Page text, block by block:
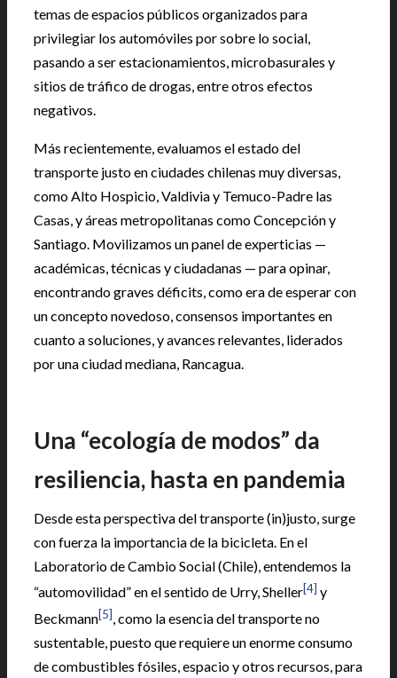
temas de espacios públicos organizados para
privilegiar los automóviles por sobre lo social,
pasando a ser estacionamientos, microbasurales y
sitios de tráfico de drogas, entre otros efectos
negativos.
Más recientemente, evaluamos el estado del
transporte justo en ciudades chilenas muy diversas,
como Alto Hospicio, Valdivia y Temuco-Padre las
Casas, y áreas metropolitanas como Concepción y
Santiago. Movilizamos un panel de experticias —
académicas, técnicas y ciudadanas — para opinar,
encontrando graves déficits, como era de esperar con
un concepto novedoso, consensos importantes en
cuanto a soluciones, y avances relevantes, liderados
por una ciudad mediana, Rancagua.
Una “ecología de modos” da
resiliencia, hasta en pandemia
Desde esta perspectiva del transporte (in)justo, surge
con fuerza la importancia de la bicicleta. En el
Laboratorio de Cambio Social (Chile), entendemos la
“automovilidad” en el sentido de Urry, Sheller[4] y
Beckmann[5], como la esencia del transporte no
sustentable, puesto que requiere un enorme consumo
de combustibles fósiles, espacio y otros recursos, para